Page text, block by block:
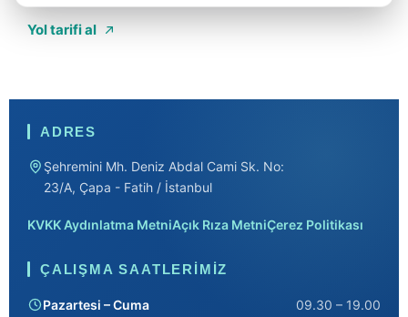
Yol tarifi al
ADRES
Şehremini Mh. Deniz Abdal Cami Sk. No:
23/A, Çapa - Fatih / İstanbul
KVKK Aydınlatma MetniAçık Rıza MetniÇerez Politikası
ÇALIŞMA SAATLERIMIZ
Pazartesi – Cuma 09.30 – 19.00